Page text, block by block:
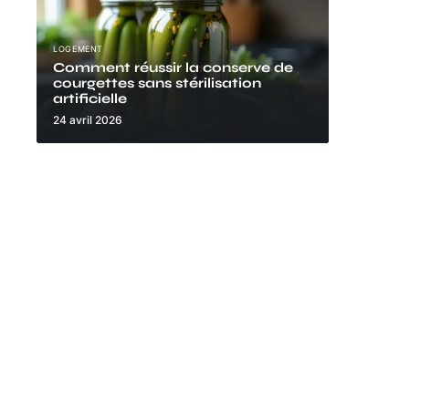
LOGEMENT
Comment réussir la conserve de
courgettes sans stérilisation
artificielle
24 avril 2026